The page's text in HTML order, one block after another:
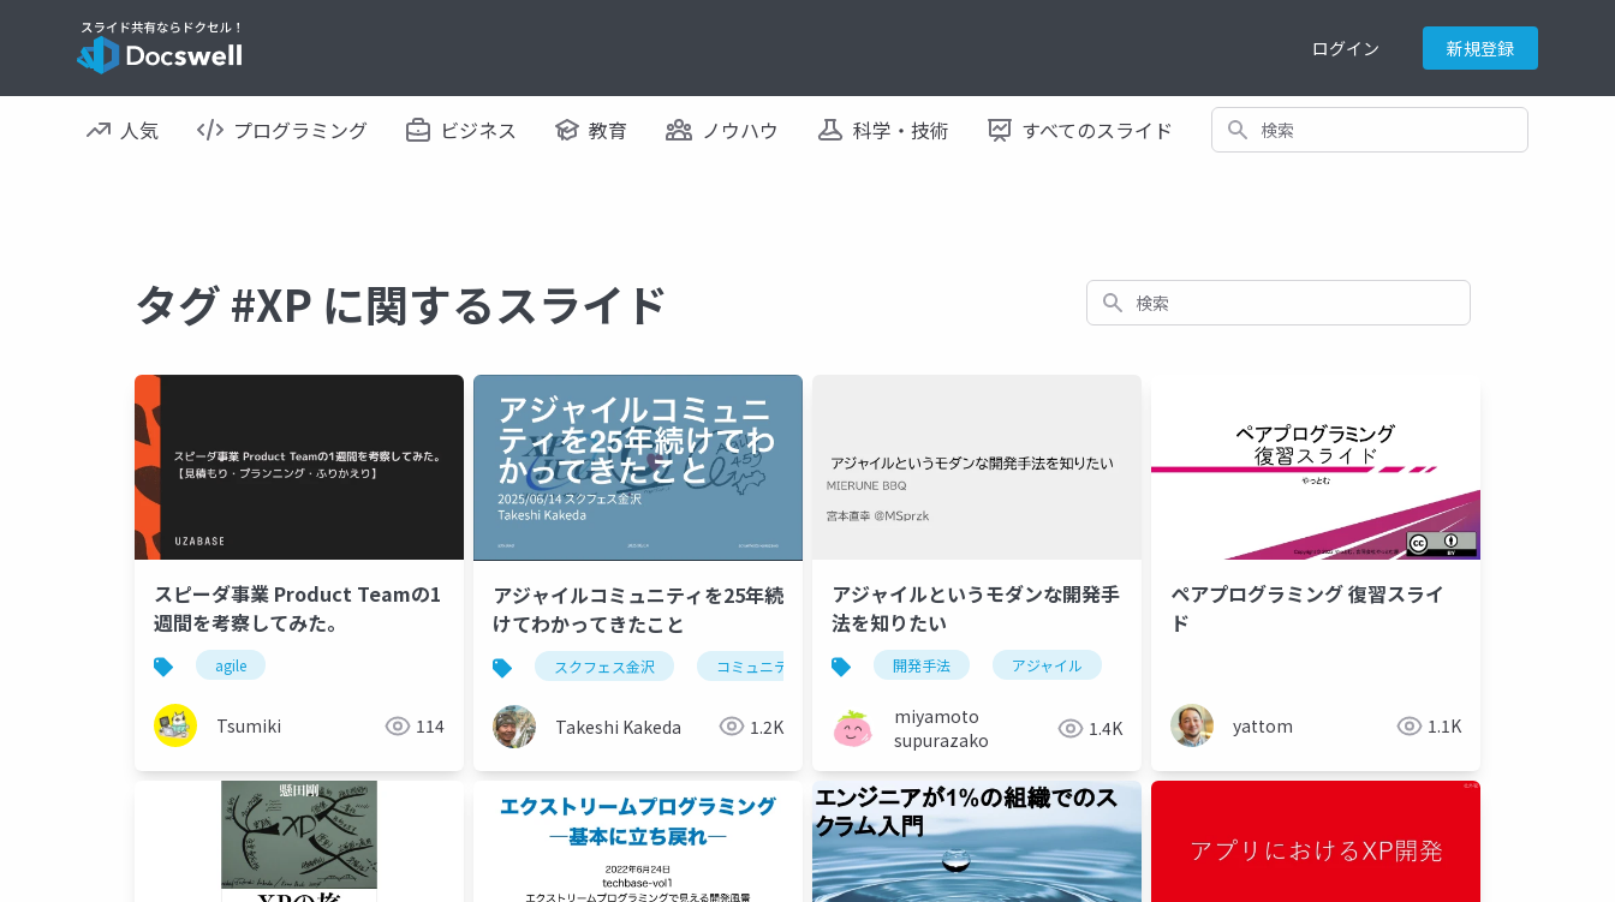
ログイン 新規登録
人気 プログラミング ビジネス 教育 ノウハウ 科学・技術 すべてのスライド 検索
タグ #XP に関するスライド 検索
スピーダ事業 Product Teamの1
週間を考察してみた。
agile
Tsumiki 114
アジャイルコミュニティを25年続
けてわかってきたこと
スクフェス金沢 コミュニティ アジャイル コミュニティ
Takeshi Kakeda 1.2K
アジャイルというモダンな開発手
法を知りたい
開発手法 アジャイル
miyamoto
supurazako
1.4K
ペアプログラミング 復習スライ
ド
yattom 1.1K